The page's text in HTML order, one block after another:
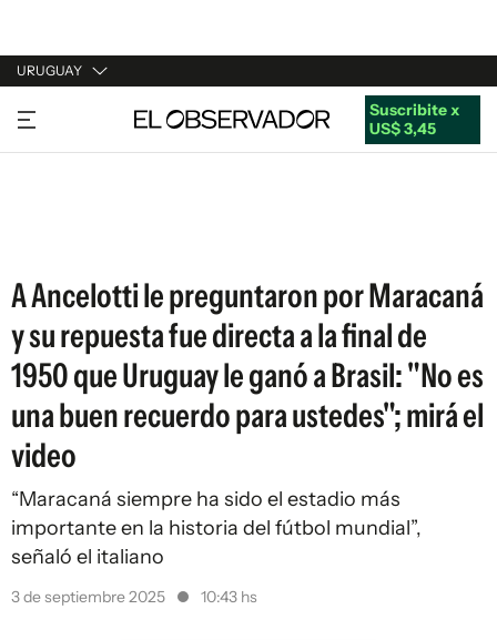
URUGUAY
URUGUAY
ARGENTINA
Suscribite x
US$ 3,45
A Ancelotti le preguntaron por Maracaná
y su repuesta fue directa a la final de
1950 que Uruguay le ganó a Brasil: "No es
una buen recuerdo para ustedes"; mirá el
video
“Maracaná siempre ha sido el estadio más
importante en la historia del fútbol mundial”,
señaló el italiano
3 de septiembre 2025 10:43 hs